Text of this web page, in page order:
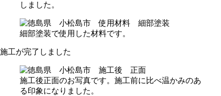
しました。
細部塗装で使用した材料です。
施工が完了しました
施工後正面のお写真です。施工前に比べ温かみのあ
る印象になりました。